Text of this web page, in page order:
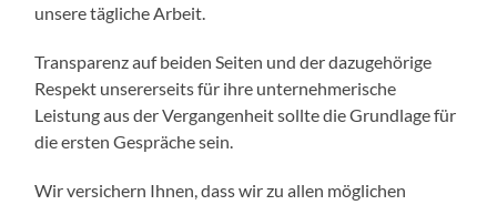
unsere tägliche Arbeit.
Transparenz auf beiden Seiten und der dazugehörige
Respekt unsererseits für ihre unternehmerische
Leistung aus der Vergangenheit sollte die Grundlage für
die ersten Gespräche sein.
Wir versichern Ihnen, dass wir zu allen möglichen